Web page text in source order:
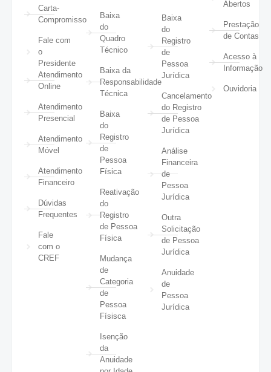
Carta-
Compromisso
Fale com
o
Presidente
Atendimento
Online
Atendimento
Presencial
Atendimento
Móvel
Atendimento
Financeiro
Dúvidas
Frequentes
Fale
com o
CREF
Baixa
do
Quadro
Técnico
Baixa da
Responsabilidade
Técnica
Baixa
do
Registro
de
Pessoa
Física
Reativação
do
Registro
de Pessoa
Física
Mudança
de
Categoria
de
Pessoa
Físisca
Isenção
da
Anuidade
Baixa
do
Registro
de
Pessoa
Jurídica
Cancelamento
do Registro
de Pessoa
Jurídica
Análise
Financeira
de
Pessoa
Jurídica
Outra
Solicitação
de Pessoa
Jurídica
Anuidade
de
Pessoa
Jurídica
Abertos
Prestação
de Contas
Acesso à
Informação
Ouvidoria